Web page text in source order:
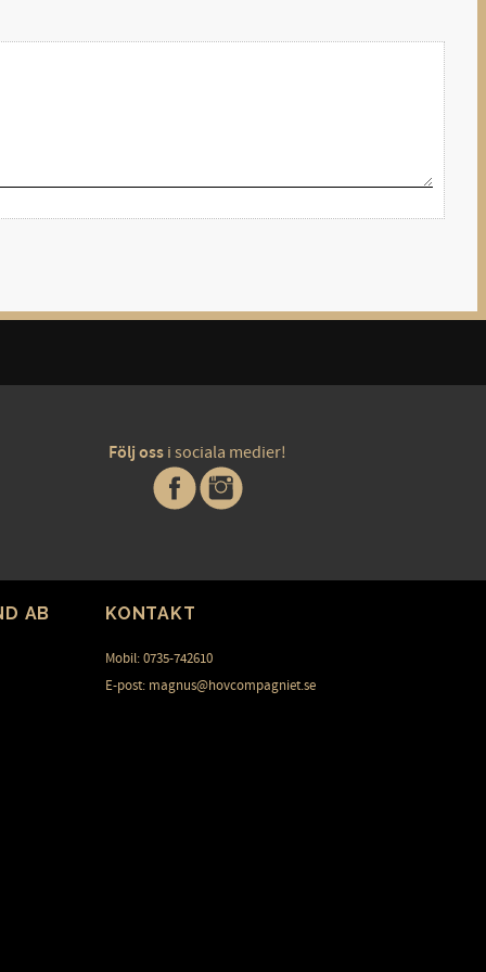
Följ oss i sociala medier!
AB KONTAKT
Mobil: 0735-742610
E-post: magnus@hovcompagniet.se